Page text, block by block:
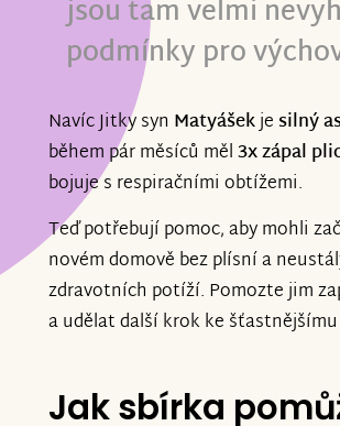
jsou tam velmi
podmínky pro
Navíc Jitky syn Matyášekjesilný
během pár měsíců měl3x zápal
bojuje s respiračními obtížemi.
Teď potřebují pomoc, aby mohli
novém domově bez plísní a
zdravotních potíží. Pomozte jim
a udělat další krok ke
Jak sbírka